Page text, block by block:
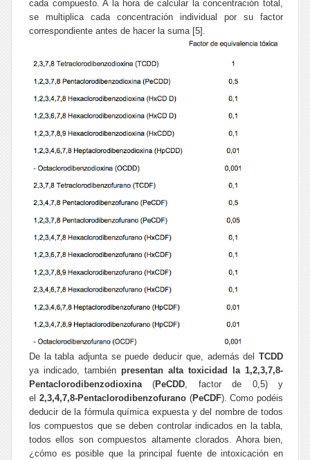
cada compuesto. A la hora de calcular la concentración total,
se multiplica cada concentración individual por su factor
correspondiente antes de hacer la suma [5].
De la tabla adjunta se puede deducir que, además del TCDD
ya indicado, también presentan alta toxicidad la 1,2,3,7,8-
Pentaclorodibenzodioxina(PeCDD, factor de 0,5) y
el 2,3,4,7,8-Pentaclorodibenzofurano(PeCDF). Como podéis
deducir de la fórmula química expuesta y del nombre de todos
los compuestos que se deben controlar indicados en la tabla,
todos ellos son compuestos altamente clorados. Ahora bien,
¿cómo es posible que la principal fuente de intoxicación en